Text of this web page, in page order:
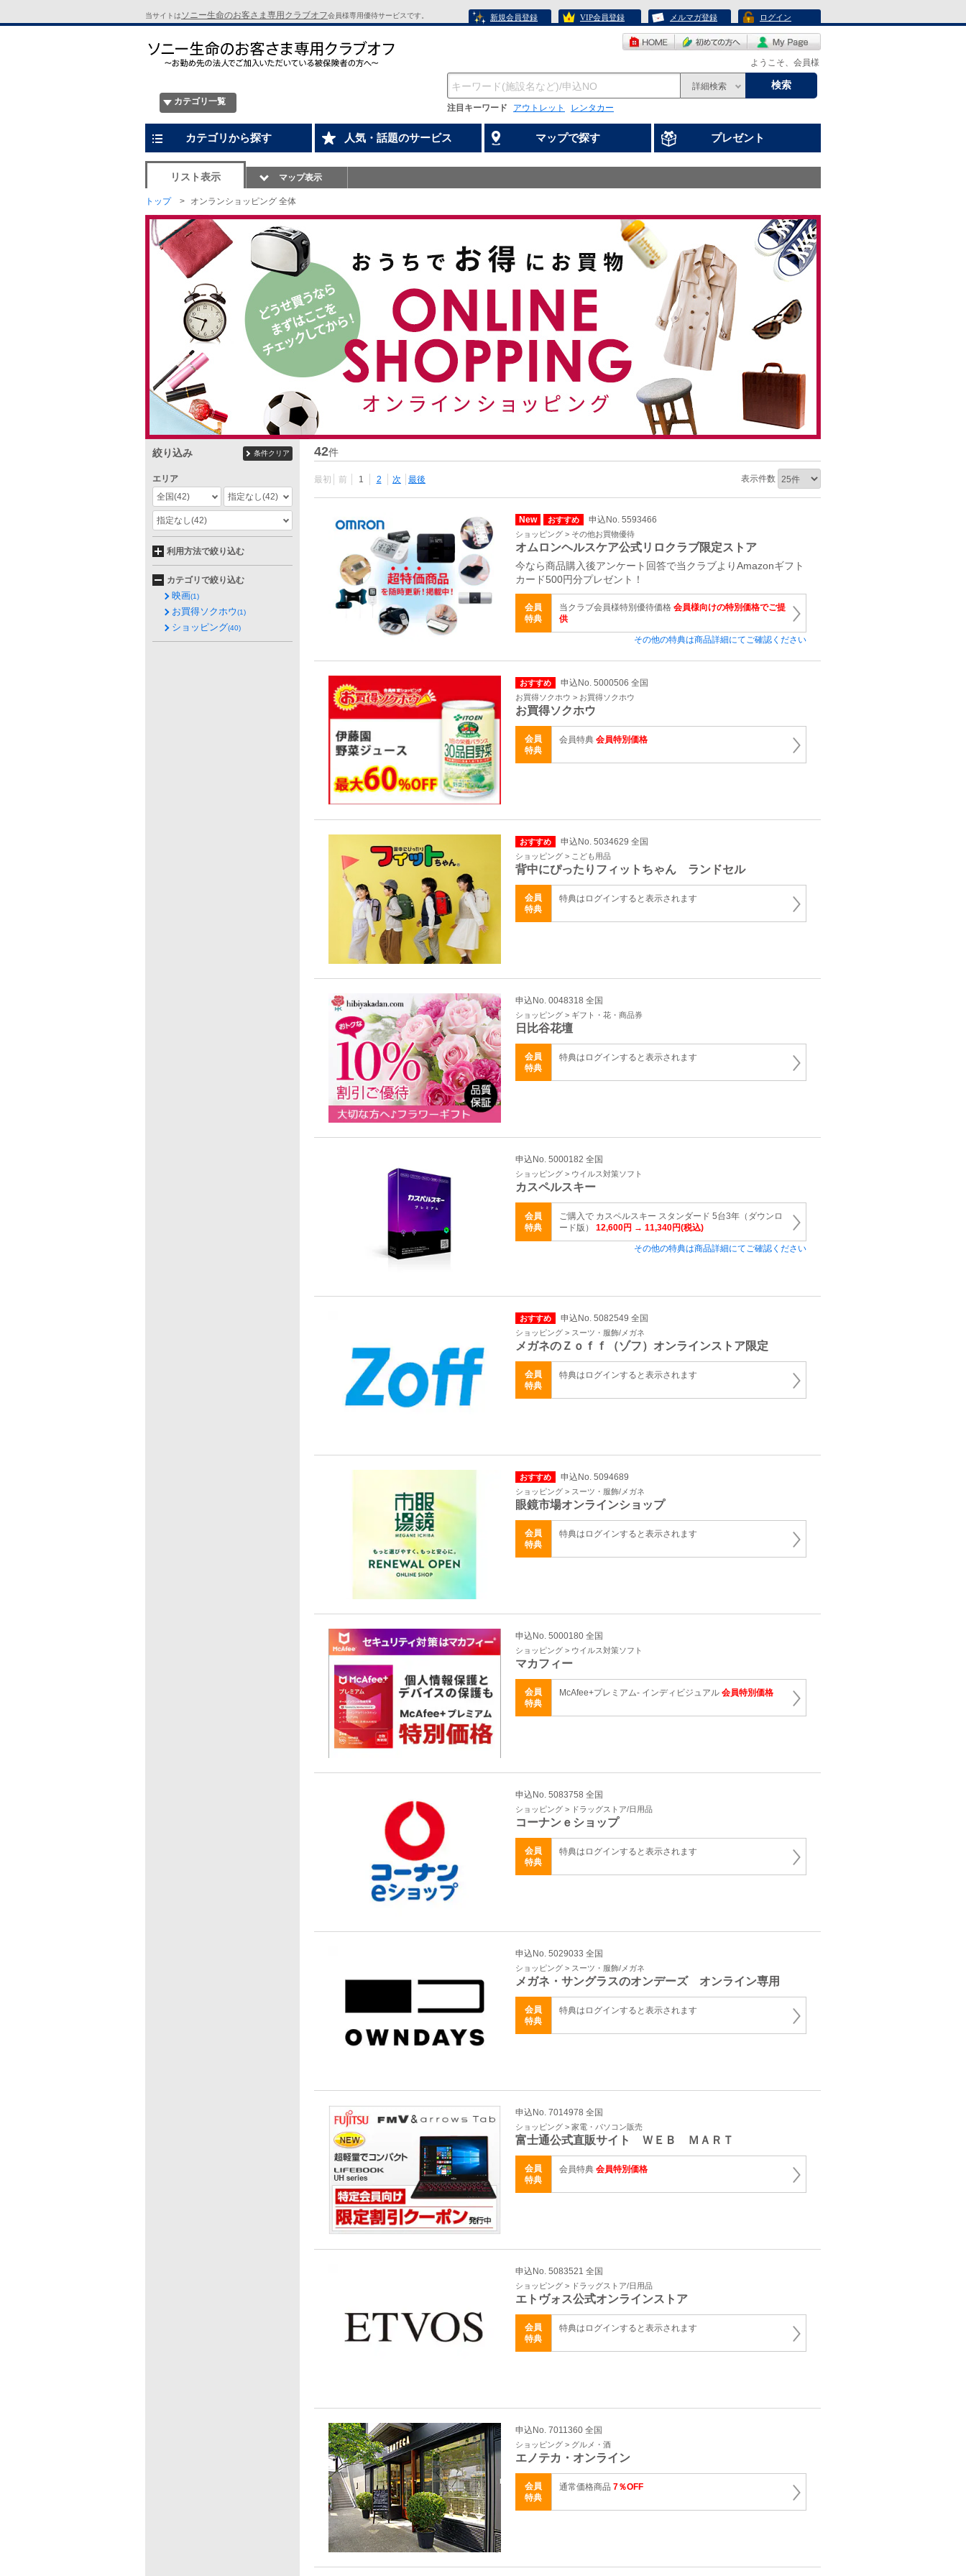
当サイトはソニー生命のお客さま専用クラブオフ会員様専用優待サービスです。 新規会員登録 VIP会員登録 メルマガ登録 ログイン
ようこそ、会員様
カテゴリ一覧
詳細検索 検索
注目キーワード アウトレット レンタカー
カテゴリから探す 人気・話題のサービス マップで探す プレゼント
リスト表示 マップ表示
トップ オンランショッピング 全体
42件
最初 前 1 2 次 最後 表示件数
New おすすめ 申込No. 5593466
ショッピング > その他お買物優待
オムロンヘルスケア公式リロクラブ限定ストア
今なら商品購入後アンケート回答で当クラブよりAmazonギフト
カード500円分プレゼント！
会員
特典
当クラブ会員様特別優待価格 会員様向けの特別価格でご提
供
その他の特典は商品詳細にてご確認ください
おすすめ 申込No. 5000506 全国
お買得ソクホウ > お買得ソクホウ
お買得ソクホウ
会員
特典
会員特典 会員特別価格
おすすめ 申込No. 5034629 全国
ショッピング > こども用品
背中にぴったりフィットちゃん ランドセル
会員
特典
特典はログインすると表示されます
申込No. 0048318 全国
ショッピング > ギフト・花・商品券
日比谷花壇
会員
特典
特典はログインすると表示されます
申込No. 5000182 全国
ショッピング > ウイルス対策ソフト
カスペルスキー
会員
特典
ご購入で カスペルスキー スタンダード 5台3年（ダウンロ
ード版） 12,600円 → 11,340円(税込)
その他の特典は商品詳細にてご確認ください
おすすめ 申込No. 5082549 全国
ショッピング > スーツ・服飾/メガネ
メガネのＺｏｆｆ（ゾフ）オンラインストア限定
会員
特典
特典はログインすると表示されます
おすすめ 申込No. 5094689
ショッピング > スーツ・服飾/メガネ
眼鏡市場オンラインショップ
会員
特典
特典はログインすると表示されます
申込No. 5000180 全国
ショッピング > ウイルス対策ソフト
マカフィー
会員
特典
McAfee+プレミアム- インディビジュアル 会員特別価格
申込No. 5083758 全国
ショッピング > ドラッグストア/日用品
コーナンｅショップ
会員
特典
特典はログインすると表示されます
申込No. 5029033 全国
ショッピング > スーツ・服飾/メガネ
メガネ・サングラスのオンデーズ オンライン専用
会員
特典
特典はログインすると表示されます
申込No. 7014978 全国
ショッピング > 家電・パソコン販売
富士通公式直販サイト ＷＥＢ ＭＡＲＴ
会員
特典
会員特典 会員特別価格
申込No. 5083521 全国
ショッピング > ドラッグストア/日用品
エトヴォス公式オンラインストア
会員
特典
特典はログインすると表示されます
申込No. 7011360 全国
ショッピング > グルメ・酒
エノテカ・オンライン
会員
特典
通常価格商品 7％OFF
絞り込み 条件クリア
エリア
全国(42) 指定なし(42)
指定なし(42)
利用方法で絞り込む
カテゴリで絞り込む
映画(1)
お買得ソクホウ(1)
ショッピング(40)